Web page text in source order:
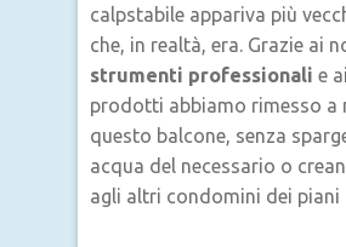
calpstabile appariva più
che, in realtà, era. Grazie ai
strumenti professionali e
prodotti abbiamo rimesso a
questo balcone, senza
acqua del necessario o
agli altri condomini dei